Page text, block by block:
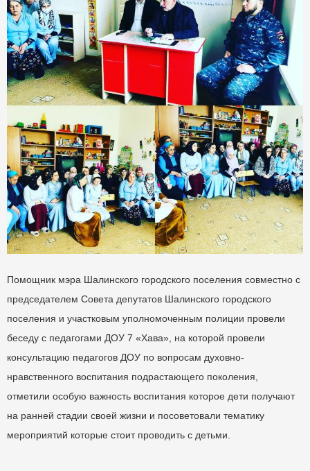
Помощник мэра Шалинского городского поселения совместно с
председателем Совета депутатов Шалинского городского
поселения и участковым уполномоченным полиции провели
беседу с педагогами ДОУ 7 «Хава», на которой провели
консультацию педагогов ДОУ по вопросам духовно-
нравственного воспитания подрастающего поколения,
отметили особую важность воспитания которое дети получают
на ранней стадии своей жизни и посоветовали тематику
мероприятий которые стоит проводить с детьми.